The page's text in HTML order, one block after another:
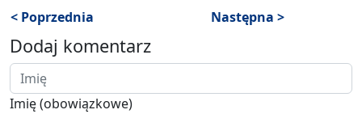
< Poprzednia
Następna >
Dodaj komentarz
Imię (obowiązkowe)